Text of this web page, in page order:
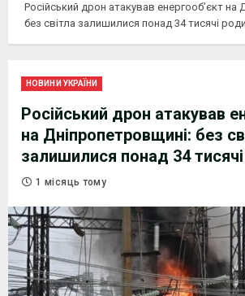
Російський дрон атакував енергооб’єкт на
без світла залишилися понад 34 тисячі
НОВИНИ УКРАЇНИ
Російський дрон атакував
на Дніпропетровщині: без
залишилися понад 34
1 місяць тому